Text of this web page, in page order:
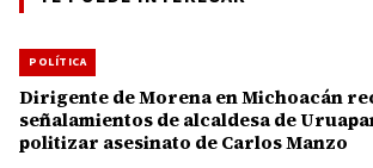
POLÍTICA
Dirigente de Morena en Michoacán
señalamientos de alcaldesa de
politizar asesinato de Carlos Manzo